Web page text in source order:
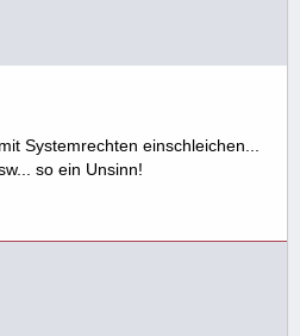
Systemrechten einschleichen...
so ein Unsinn!